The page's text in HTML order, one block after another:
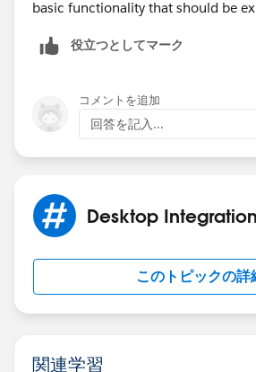
basic functionality that should be
役立つとしてマーク
コメントを追加
回答を記入...
Desktop Integration
このトピックの詳
関連学習